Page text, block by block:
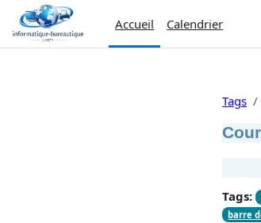
Passer au contenu principal
Accueil
Calendrier
Tags
Tags:
barre